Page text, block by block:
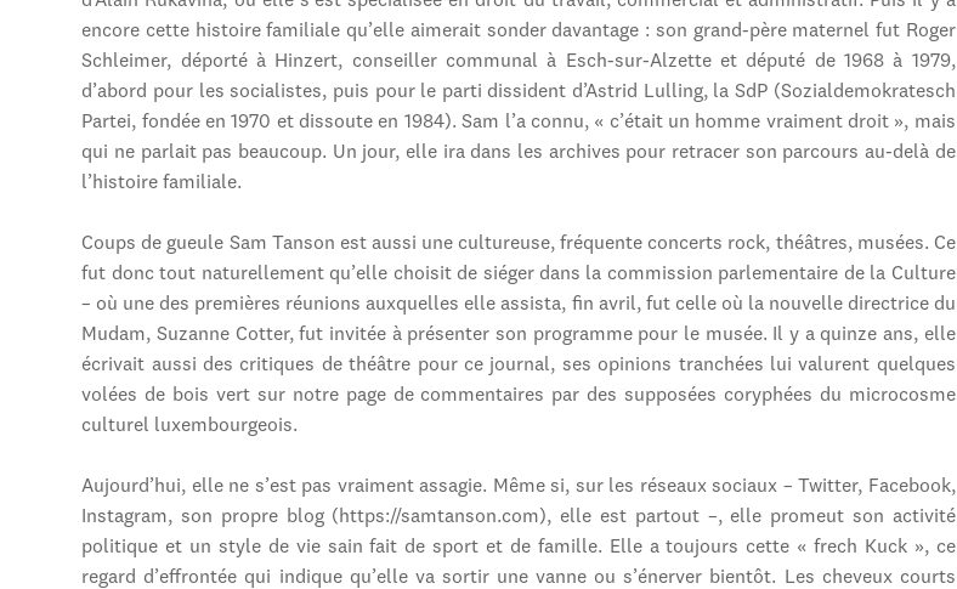
encore cette histoire familiale qu’elle aimerait sonder davantage : son grand-père maternel fut Roger
Schleimer, déporté à Hinzert, conseiller communal à Esch-sur-Alzette et député de 1968 à 1979,
d’abord pour les socialistes, puis pour le parti dissident d’Astrid Lulling, la SdP (Sozialdemokratesch
Partei, fondée en 1970 et dissoute en 1984). Sam l’a connu, « c’était un homme vraiment droit », mais
qui ne parlait pas beaucoup. Un jour, elle ira dans les archives pour retracer son parcours au-delà de
l’histoire familiale.
Coups de gueule Sam Tanson est aussi une cultureuse, fréquente concerts rock, théâtres, musées. Ce
fut donc tout naturellement qu’elle choisit de siéger dans la commission parlementaire de la Culture
– où une des premières réunions auxquelles elle assista, fin avril, fut celle où la nouvelle directrice du
Mudam, Suzanne Cotter, fut invitée à présenter son programme pour le musée. Il y a quinze ans, elle
écrivait aussi des critiques de théâtre pour ce journal, ses opinions tranchées lui valurent quelques
volées de bois vert sur notre page de commentaires par des supposées coryphées du microcosme
culturel luxembourgeois.
Aujourd’hui, elle ne s’est pas vraiment assagie. Même si, sur les réseaux sociaux – Twitter, Facebook,
Instagram, son propre blog (https://samtanson.com), elle est partout –, elle promeut son activité
politique et un style de vie sain fait de sport et de famille. Elle a toujours cette « frech Kuck », ce
regard d’effrontée qui indique qu’elle va sortir une vanne ou s’énerver bientôt. Les cheveux courts